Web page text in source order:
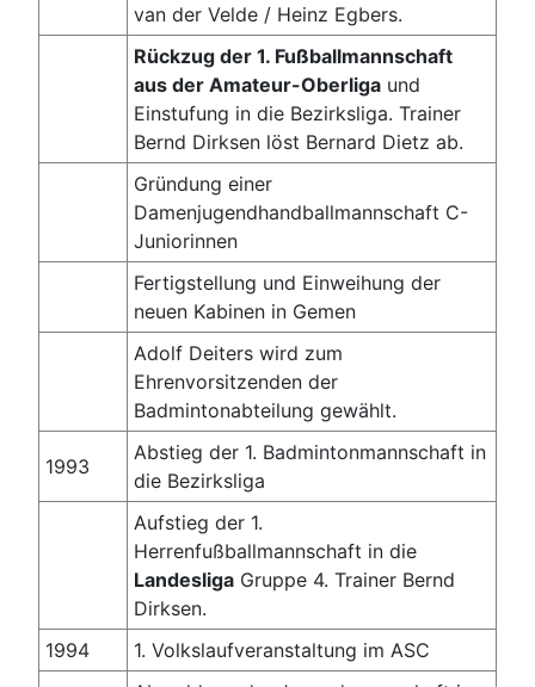
van der Velde / Heinz Egbers.
Rückzug der 1. Fußballmannschaft
aus der Amateur-Oberliga und
Einstufung in die Bezirksliga. Trainer
Bernd Dirksen löst Bernard Dietz ab.
Gründung einer
Damenjugendhandballmannschaft C-
Juniorinnen
Fertigstellung und Einweihung der
neuen Kabinen in Gemen
Adolf Deiters wird zum
Ehrenvorsitzenden der
Badmintonabteilung gewählt.
1993
Abstieg der 1. Badmintonmannschaft in
die Bezirksliga
Aufstieg der 1.
Herrenfußballmannschaft in die
Landesliga Gruppe 4. Trainer Bernd
Dirksen.
1994
1. Volkslaufveranstaltung im ASC